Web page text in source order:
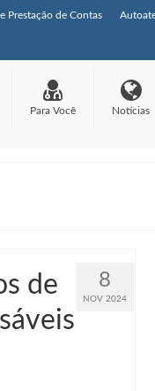
Prestação de Contas
Para Você Notícias
8
NOV 2024
de